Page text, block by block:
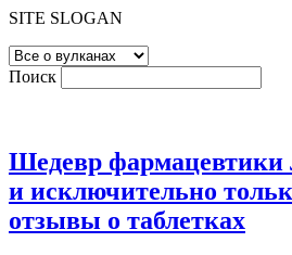
SITE SLOGAN
Поиск
Шедевр фармацевтики
и исключительно
отзывы о таблетках